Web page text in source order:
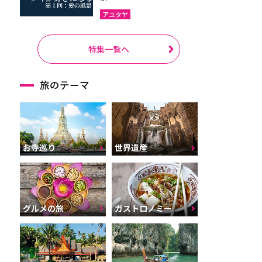
アユタヤ
特集一覧へ
旅のテーマ
お寺巡り 世界遺産
グルメの旅 ガストロノミー